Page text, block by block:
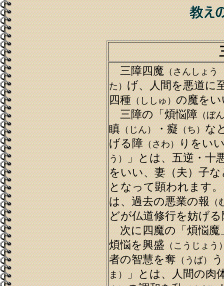
三障四魔（さんしょ
た）げ、人間を悪道に
四種（ししゅ）の魔を
三障の「煩悩障（ぼ
瞋（じん）・癡（ち）な
げる障（さわ）りをい
う）」とは、五逆・十
をいい、妻（夫）子
となって顕われます
は、過去の悪業の報（
どが仏道修行を妨げ
次に四魔の「煩悩魔
煩悩を興盛（こうじょう
者の智慧を奪（うば）
ま）」とは、人間の肉